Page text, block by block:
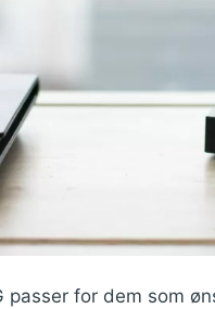
passer for dem som